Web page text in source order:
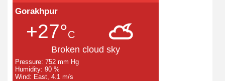
Gorakhpur
+27°C
Broken cloud sky
Pressure: 752 mm Hg
Humidity: 90 %
Wind: East, 4.1 m/s